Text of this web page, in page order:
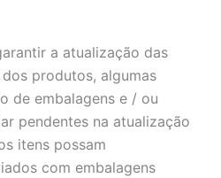
a atualização das
produtos, algumas
de embalagens e / ou
pendentes na atualização
itens possam
com embalagens